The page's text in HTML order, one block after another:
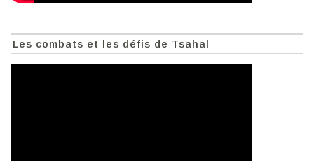
Les combats et les défis de Tsahal